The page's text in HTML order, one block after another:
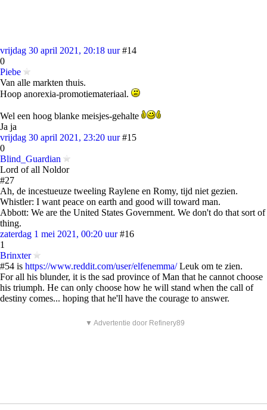
vrijdag 30 april 2021, 20:18 uur #14
0
Piebe
Van alle markten thuis.
Hoop anorexia-promotiemateriaal.
Wel een hoog blanke meisjes-gehalte
Ja ja
vrijdag 30 april 2021, 23:20 uur #15
0
Blind_Guardian
Lord of all Noldor
#27
Ah, de incestueuze tweeling Raylene en Romy, tijd niet gezien.
Whistler: I want peace on earth and good will toward man.
Abbott: We are the United States Government. We don't do that sort of
thing.
zaterdag 1 mei 2021, 00:20 uur #16
1
Brinxter
#54 is https://www.reddit.com/user/elfenemma/Leuk om te zien.
For all his blunder, it is the sad province of Man that he cannot choose
his triumph. He can only choose how he will stand when the call of
destiny comes... hoping that he'll have the courage to answer.
▼ Advertentie door Refinery89